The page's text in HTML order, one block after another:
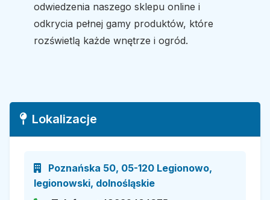
odwiedzenia naszego sklepu online i
odkrycia pełnej gamy produktów, które
rozświetlą każde wnętrze i ogród.
Lokalizacje
Poznańska 50, 05-120 Legionowo,
legionowski, dolnośląskie